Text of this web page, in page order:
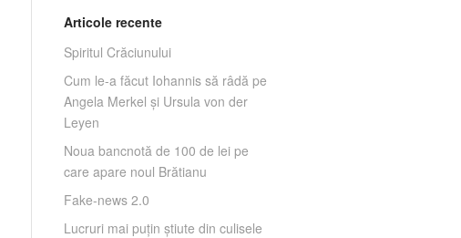
Articole recente
Spiritul Crăciunului
Cum le-a făcut Iohannis să râdă pe
Angela Merkel și Ursula von der
Leyen
Noua bancnotă de 100 de lei pe
care apare noul Brătianu
Fake-news 2.0
Lucruri mai puţin ştiute din culisele